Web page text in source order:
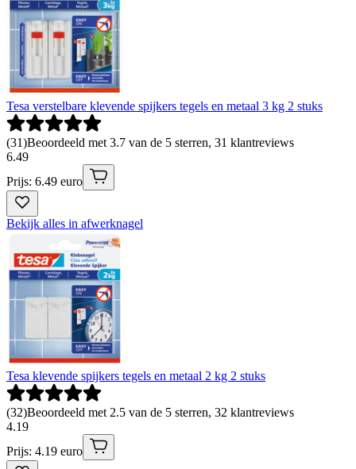
Tesa verstelbare klevende spijkers tegels en metaal 3 kg 2 stuks
(31)Beoordeeld met 3.7 van de 5 sterren, 31 klantreviews
6.49
Prijs: 6.49 euro
Bekijk alles in afwerknagel
Tesa klevende spijkers tegels en metaal 2 kg 2 stuks
(32)Beoordeeld met 2.5 van de 5 sterren, 32 klantreviews
4.19
Prijs: 4.19 euro